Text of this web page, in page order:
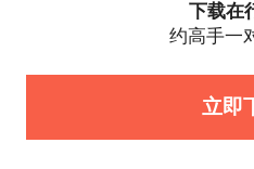
下载在
约高手一
立即